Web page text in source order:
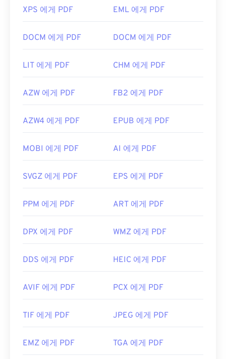
XPS 에게 PDF EML 에게 PDF
DOCM 에게 PDF DOCM 에게 PDF
LIT 에게 PDF CHM 에게 PDF
AZW 에게 PDF FB2 에게 PDF
AZW4 에게 PDF EPUB 에게 PDF
MOBI 에게 PDF AI 에게 PDF
SVGZ 에게 PDF EPS 에게 PDF
PPM 에게 PDF ART 에게 PDF
DPX 에게 PDF WMZ 에게 PDF
DDS 에게 PDF HEIC 에게 PDF
AVIF 에게 PDF PCX 에게 PDF
TIF 에게 PDF JPEG 에게 PDF
EMZ 에게 PDF TGA 에게 PDF